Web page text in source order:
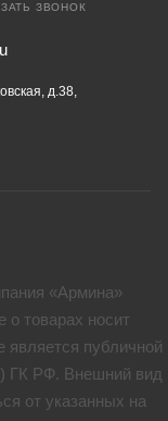
ЗВОНОК
д.38,
«Армина»
товарах носит
является публичной
ГК РФ. Внешний вид
от указанных на